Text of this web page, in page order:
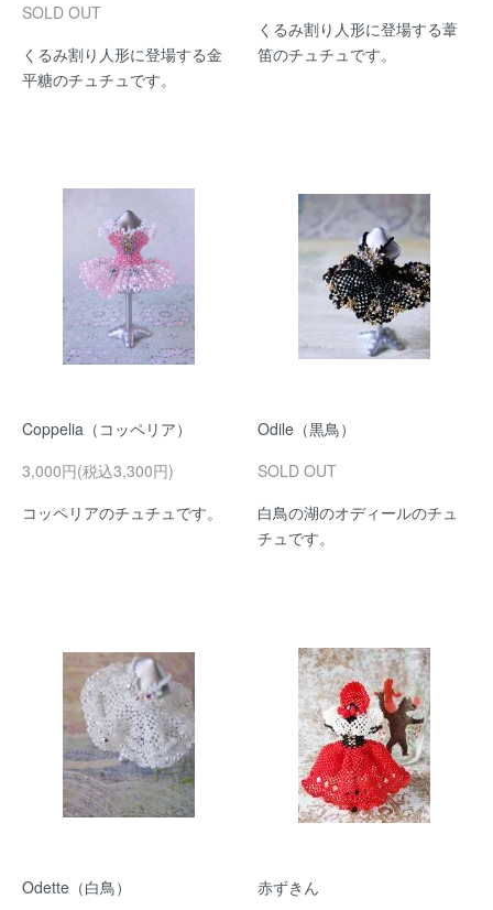
SOLD OUT
くるみ割り人形に登場する金
平糖のチュチュです。
くるみ割り人形に登場する葦
笛のチュチュです。
Coppelia（コッペリア）
3,000円(税込3,300円)
コッペリアのチュチュです。
Odile（黒鳥）
SOLD OUT
白鳥の湖のオディールのチュ
チュです。
Odette（白鳥）
赤ずきん